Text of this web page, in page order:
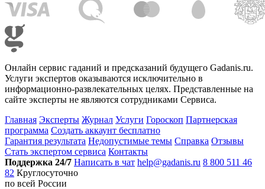
Онлайн сервис гаданий и предсказаний будущего Gadanis.ru.
Услуги экспертов оказываются исключительно в
информационно-развлекательных целях. Представленные на
сайте эксперты не являются сотрудниками Сервиса.
Главная Эксперты Журнал Услуги Гороскоп Партнерская
программа Создать аккаунт бесплатно
Гарантия результата Недопустимые темы Справка Отзывы
Стать экспертом сервиса Контакты
Поддержка 24/7 Написать в чат help@gadanis.ru 8 800 511 46
82 Круглосуточно
по всей России